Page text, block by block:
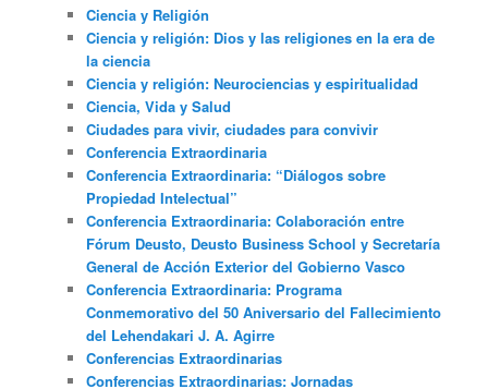
Ciencia y Religión
Ciencia y religión: Dios y las religiones en la era de
la ciencia
Ciencia y religión: Neurociencias y espiritualidad
Ciencia, Vida y Salud
Ciudades para vivir, ciudades para convivir
Conferencia Extraordinaria
Conferencia Extraordinaria: “Diálogos sobre
Propiedad Intelectual”
Conferencia Extraordinaria: Colaboración entre
Fórum Deusto, Deusto Business School y Secretaría
General de Acción Exterior del Gobierno Vasco
Conferencia Extraordinaria: Programa
Conmemorativo del 50 Aniversario del Fallecimiento
del Lehendakari J. A. Agirre
Conferencias Extraordinarias
Conferencias Extraordinarias: Jornadas